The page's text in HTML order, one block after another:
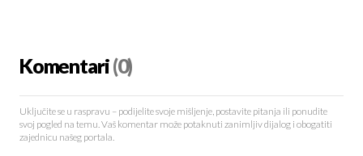
Komentari(0)
Uključite se u raspravu – podijelite svoje mišljenje, postavite pitanja ili ponudite
svoj pogled na temu. Vaš komentar može potaknuti zanimljiv dijalog i obogatiti
zajednicu našeg portala.